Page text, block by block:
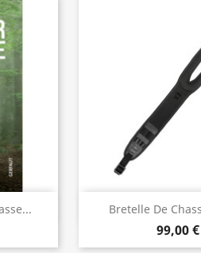
Bretelle De
99,00 €
 Vista